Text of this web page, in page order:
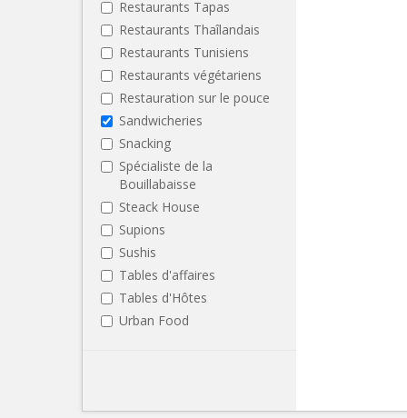
Restaurants Tapas
Restaurants Thaîlandais
Restaurants Tunisiens
Restaurants végétariens
Restauration sur le pouce
Sandwicheries
Snacking
Spécialiste de la
Bouillabaisse
Steack House
Supions
Sushis
Tables d'affaires
Tables d'Hôtes
Urban Food